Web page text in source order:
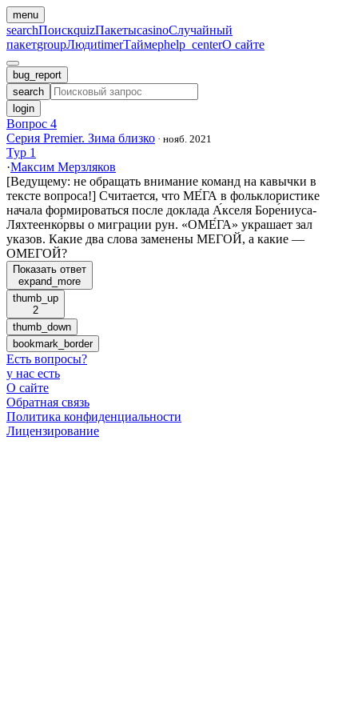
menu
searchПоискquizПакетыcasinoСлучайный
пакетgroupЛюдиtimerТаймерhelp_centerО сайте
bug_report
search
login
Вопрос 4
Серия Premier. Зима близко · нояб. 2021
Тур 1
·Максим Мерзляков
[Ведущему: не обращать внимание команд на кавычки в
тексте вопроса!] Считается, что МЕ́ГА в фольклористике
начала формироваться после доклада А́кселя Боре́ниуса-
Ляхтеенко́рвы о миграции рун. «ОМЕ́ГА» украшает зал
указов. Какие два слова заменены МЕГОЙ, а какие —
ОМЕГОЙ?
Показать ответ
expand_more
thumb_up
2
thumb_down
bookmark_border
Есть вопросы?
у нас есть
О сайте
Обратная связь
Политика конфиденциальности
Лицензирование